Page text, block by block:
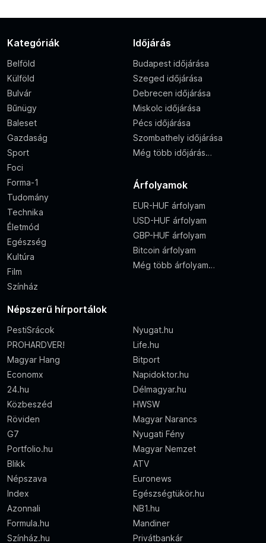
Kategóriák
Belföld
Külföld
Bulvár
Bűnügy
Baleset
Gazdaság
Sport
Foci
Forma-1
Tudomány
Technika
Életmód
Egészség
Kultúra
Film
Színház
Időjárás
Budapest időjárása
Szeged időjárása
Debrecen időjárása
Miskolc időjárása
Pécs időjárása
Szombathely időjárása
Még több időjárás…
Árfolyamok
EUR-HUF árfolyam
USD-HUF árfolyam
GBP-HUF árfolyam
Bitcoin árfolyam
Még több árfolyam…
Népszerű hírportálok
PestiSrácok
Nyugat.hu
PROHARDVER!
Life.hu
Magyar Hang
Bitport
Economx
Napidoktor.hu
24.hu
Délmagyar.hu
Közbeszéd
HWSW
Röviden
Magyar Narancs
G7
Nyugati Fény
Portfolio.hu
Magyar Nemzet
Blikk
ATV
Népszava
Euronews
Index
Egészségtükör.hu
Azonnali
NB1.hu
Formula.hu
Mandiner
Színház.hu
Privátbankár